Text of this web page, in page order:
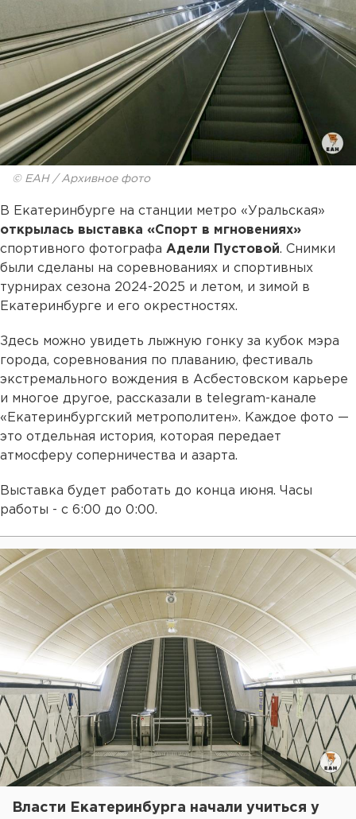
© ЕАН / Архивное фото
В Екатеринбурге на станции метро «Уральская»
открылась выставка «Спорт в мгновениях»
спортивного фотографа Адели Пустовой. Снимки
были сделаны на соревнованиях и спортивных
турнирах сезона 2024-2025 и летом, и зимой в
Екатеринбурге и его окрестностях.
Здесь можно увидеть лыжную гонку за кубок мэра
города, соревнования по плаванию, фестиваль
экстремального вождения в Асбестовском карьере
и многое другое, рассказали в telegram-канале
«Екатеринбургский метрополитен». Каждое фото —
это отдельная история, которая передает
атмосферу соперничества и азарта.
Выставка будет работать до конца июня. Часы
работы - с 6:00 до 0:00.
Власти Екатеринбурга начали учиться у